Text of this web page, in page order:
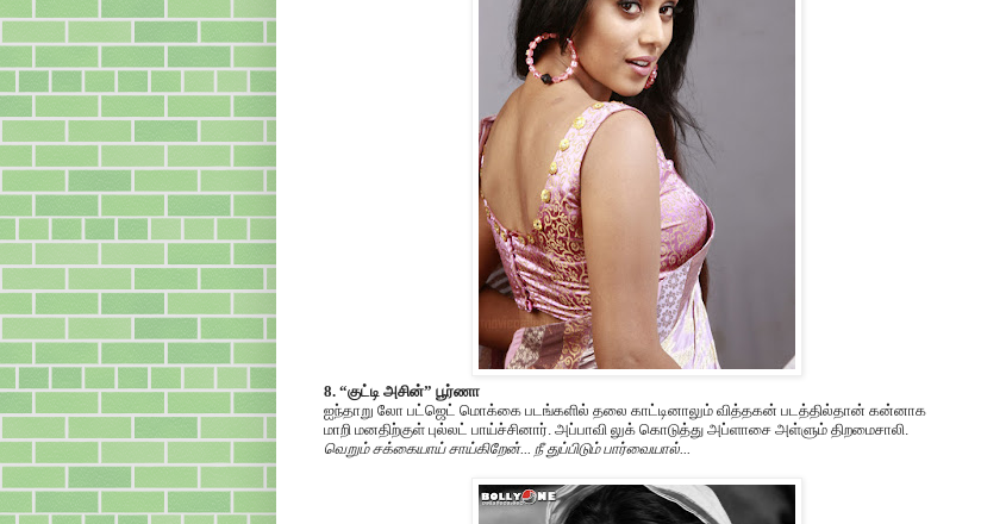
8. “குட்டி அசின்” பூர்ணா
ஐந்தாறு லோ பட்ஜெட் மொக்கை படங்களில் தலை காட்டினாலும் வித்தகன் படத்தில்தான் கன்னாக
மாறி மனதிற்குள் புல்லட் பாய்ச்சினார். அப்பாவி லுக் கொடுத்து அப்ளாசை அள்ளும் திறமைசாலி.
வெறும் சக்கையாய் சாய்கிறேன்... நீ துப்பிடும் பார்வையால்...